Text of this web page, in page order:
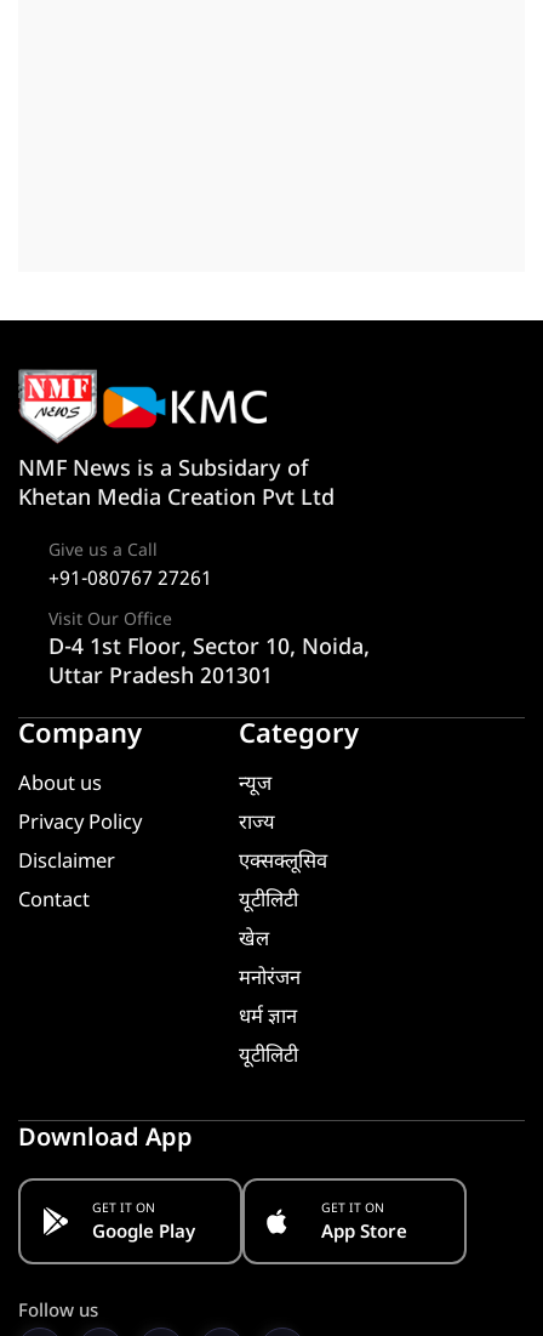
NMF News is a Subsidary of
Khetan Media Creation Pvt Ltd
Give us a Call
+91-080767 27261
Visit Our Office
D-4 1st Floor, Sector 10, Noida,
Uttar Pradesh 201301
Company
About us
Privacy Policy
Disclaimer
Contact
Category
न्यूज
राज्य
एक्सक्लूसिव
यूटीलिटी
खेल
मनोरंजन
धर्म ज्ञान
यूटीलिटी
Download App
GET IT ON
Google Play
GET IT ON
App Store
Follow us